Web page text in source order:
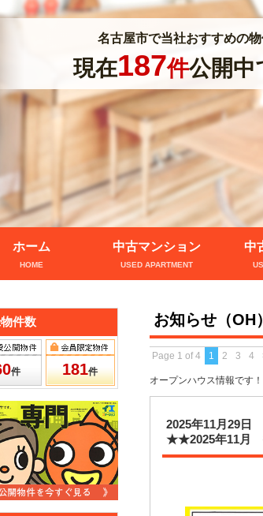
名古屋市で当社おすすめの
現在187件公開中
ホーム
HOME
中古マンション
USED APARTMENT
中
お知らせ（OH）
Page 1 of 4 1 2 3 4
オープンハウス情報です！
2025年11月29日
★★2025年11月
件数
件 181件